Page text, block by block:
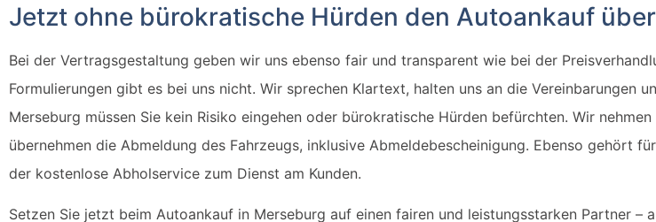
Jetzt ohne bürokratische Hürden den Autoankauf
Bei der Vertragsgestaltung geben wir uns ebenso fair und transparent wie bei der
Formulierungen gibt es bei uns nicht. Wir sprechen Klartext, halten uns an die Vereinbarungen
Merseburg müssen Sie kein Risiko eingehen oder bürokratische Hürden befürchten. Wir
übernehmen die Abmeldung des Fahrzeugs, inklusive Abmeldebescheinigung. Ebenso gehört
der kostenlose Abholservice zum Dienst am Kunden.
Setzen Sie jetzt beim Autoankauf in Merseburg auf einen fairen und leistungsstarken Partner –